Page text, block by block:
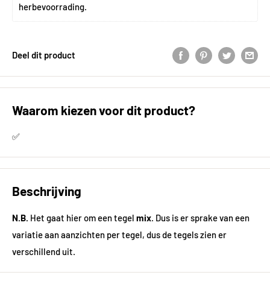
herbevoorrading.
Deel dit product
Waarom kiezen voor dit product?
✅
Beschrijving
N.B. Het gaat hier om een tegel mix. Dus is er sprake van een
variatie aan aanzichten per tegel, dus de tegels zien er
verschillend uit.